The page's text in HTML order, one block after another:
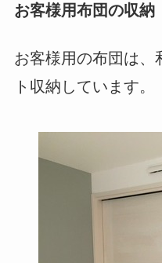
お客様用布団の収納
お客様用の布団は、
ト収納しています。